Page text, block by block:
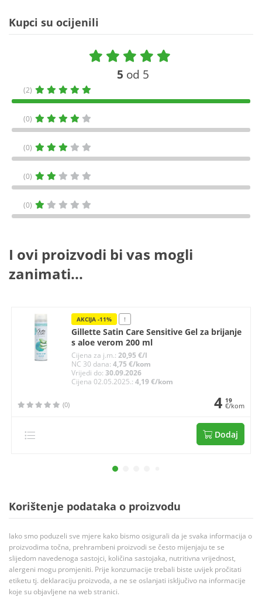
Kupci su ocijenili
5 od 5
(2)
(0)
(0)
(0)
(0)
I ovi proizvodi bi vas mogli
zanimati...
AKCIJA -11% !
Gillette Satin Care Sensitive Gel za brijanje
s aloe verom 200 ml
Cijena za j.m.: 20,95 €/l
NC 30 dana: 4,75 €/kom
Vrijedi do: 30.09.2026
Cijena 02.05.2025.: 4,19 €/kom
(0) 4 19
€/kom
Dodaj
Korištenje podataka o proizvodu
Iako smo poduzeli sve mjere kako bismo osigurali da je svaka informacija o
proizvodima točna, prehrambeni proizvodi se često mijenjaju te se
slijedom navedenoga sastojci, količina sastojaka, nutritivna vrijednost,
alergeni mogu promjeniti. Prije konzumacije trebali biste uvijek pročitati
etiketu tj. deklaraciju proizvoda, a ne se oslanjati isključivo na informacije
koje su objavljene na web stranici.